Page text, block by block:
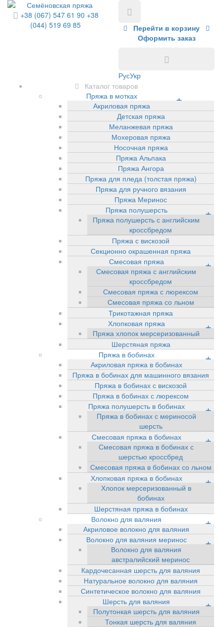
+38 (067) 547 61 90 +38
(044) 519 69 85
Перейти в корзину
Оформить заказ
РусУкр
Каталог товаров
Пряжа в мотках
+
Акриловая пряжа
Детская пряжа
Меланжевая пряжа
Мохеровая пряжа
Носочная пряжа
Пряжа Альпака
Пряжа Ангора
Пряжа для пледа (толстая пряжа)
Пряжа для ручного вязания
Пряжа Меринос
Пряжа полушерсть
+
Пряжа полушерсть с английским
кроссбредом
Пряжа с вискозой
Секционно окрашенная пряжа
Смесовая пряжа
+
Смесовая пряжа с английским
кроссбредом
Смесовая пряжа с люрексом
Смесовая пряжа со льном
Трикотажная пряжа
Хлопковая пряжа
+
Пряжа хлопок мерсеризованный
Шерстяная пряжа
Пряжа в бобинах
+
Акриловая пряжа в бобинах
Пряжа в бобинах для машинного вязания
Пряжа в бобинах с вискозой
Пряжа в бобинах с люрексом
Пряжа полушерсть в бобинах
+
Пряжа в бобинах с мериносой
шерсть
Смесовая пряжа в бобинах
+
Смесовая пряжа в бобинах с
шерстью кроссбред
Смесовая пряжа в бобинах со льном
Хлопковая пряжа в бобинах
+
Хлопок мерсеризованный в
бобинах
Шерстяная пряжа в бобинах
Волокно для валяния
+
Акриловое волокно для валяния
Волокно для валяния меринос
+
Волокно для валяния
австралийский меринос
Кардочесанная шерсть для валяния
Натуральное волокно для валяния
Синтетическое волокно для валяния
Шерсть для валяния
+
Полутонкая шерсть для валяния
Тонкая шерсть для валяния